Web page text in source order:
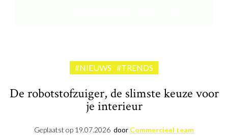
#NIEUWS #TRENDS
De robotstofzuiger, de slimste keuze voor
je interieur
Geplaatst op 19.07.2026 door Commercieel team